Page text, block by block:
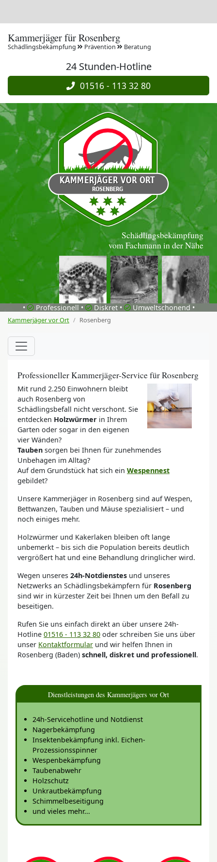
Kammerjäger für Rosenberg
Schädlingsbekämpfung Prävention Beratung
24 Stunden-Hotline
01516 - 113 32 80
Schädlingsbekämpfung
vom Fachmann in der Nähe
• Professionell • Diskret • Umweltschonend •
Kammerjäger vor Ort Rosenberg
Professioneller Kammerjäger-Service für Rosenberg
Mit rund 2.250 Einwohnern bleibt
auch Rosenberg von
Schädlingsbefall nicht verschont. Sie
entdecken Holzwürmer in Ihrem
Garten oder sogar in den eigenen
vier Wänden?
Tauben sorgen bei Ihnen für zunehmendes
Unbehagen im Alltag?
Auf dem Grundstück hat sich ein Wespennest
gebildet?
Unsere Kammerjäger in Rosenberg sind auf Wespen,
Bettwanzen, Tauben und Mäuse spezialisiert – und
noch einiges mehr.
Holzwürmer und Kakerlaken bleiben oft lange
unbemerkt – bis sich die Population bereits deutlich
vergrößert hat und eine Behandlung dringlicher wird.
Wegen unseres 24h-Notdienstes und unseres
Netzwerks an Schädlingsbekämpfern für Rosenberg
sind wir in kürzester Zeit bei Ihnen um den Befall zu
beseitigen.
Rufen Sie uns einfach direkt an über unsere 24h-
Hotline 01516 - 113 32 80 oder schreiben Sie uns über
unser Kontaktformular und wir helfen Ihnen in
Rosenberg (Baden) schnell, diskret und professionell.
Dienstleistungen des Kammerjägers vor Ort
24h-Servicehotline und Notdienst
Nagerbekämpfung
Insektenbekämpfung inkl. Eichen-
Prozessionsspinner
Wespenbekämpfung
Taubenabwehr
Holzschutz
Unkrautbekämpfung
Schimmelbeseitigung
und vieles mehr...